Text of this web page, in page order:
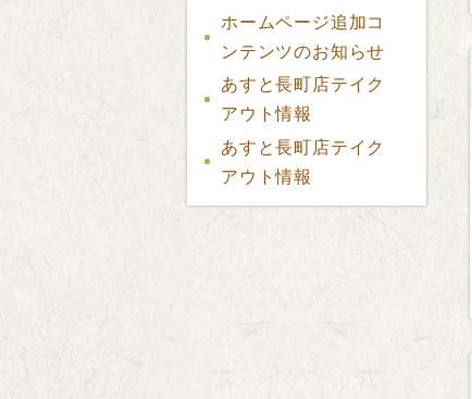
ホームページ追加コ
ンテンツのお知らせ
あすと長町店テイク
アウト情報
あすと長町店テイク
アウト情報